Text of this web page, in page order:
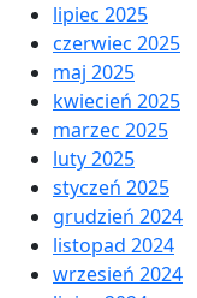
lipiec 2025
czerwiec 2025
maj 2025
kwiecień 2025
marzec 2025
luty 2025
styczeń 2025
grudzień 2024
listopad 2024
wrzesień 2024